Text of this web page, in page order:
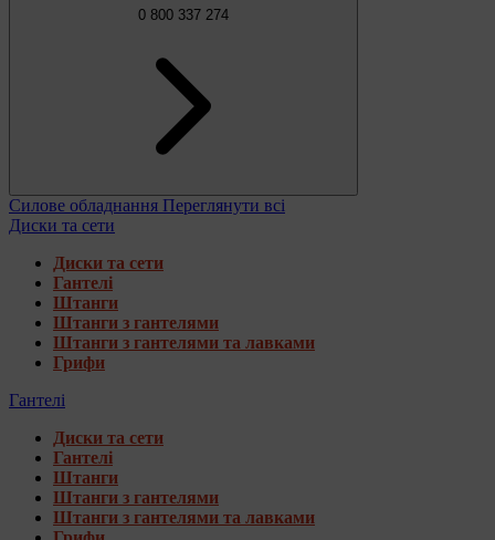
0 800 337 274
Силове обладнання Переглянути всі
Диски та сети
Диски та сети
Гантелі
Штанги
Штанги з гантелями
Штанги з гантелями та лавками
Грифи
Гантелі
Диски та сети
Гантелі
Штанги
Штанги з гантелями
Штанги з гантелями та лавками